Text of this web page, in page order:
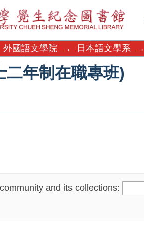
二年制在職專班)
外國語文學院 → 日本語文學系 →
二年制在職專班)
and its collections: